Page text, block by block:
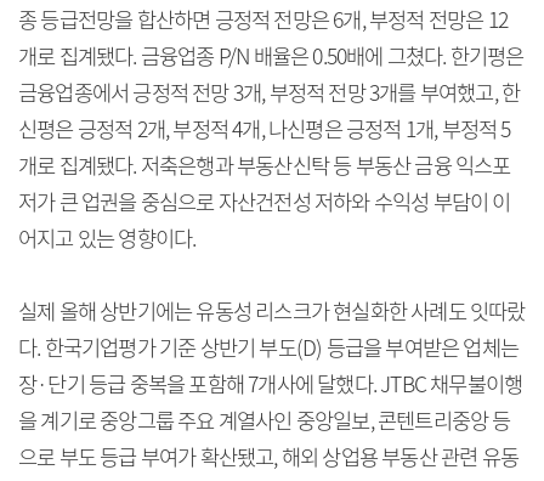
종 등급전망을 합산하면 긍정적 전망은 6개, 부정적 전망은 12
개로 집계됐다. 금융업종 P/N 배율은 0.50배에 그쳤다. 한기평은
금융업종에서 긍정적 전망 3개, 부정적 전망 3개를 부여했고, 한
신평은 긍정적 2개, 부정적 4개, 나신평은 긍정적 1개, 부정적 5
개로 집계됐다. 저축은행과 부동산신탁 등 부동산 금융 익스포
저가 큰 업권을 중심으로 자산건전성 저하와 수익성 부담이 이
어지고 있는 영향이다.
실제 올해 상반기에는 유동성 리스크가 현실화한 사례도 잇따랐
다. 한국기업평가 기준 상반기 부도(D) 등급을 부여받은 업체는
장·단기 등급 중복을 포함해 7개사에 달했다. JTBC 채무불이행
을 계기로 중앙그룹 주요 계열사인 중앙일보, 콘텐트리중앙 등
으로 부도 등급 부여가 확산됐고, 해외 상업용 부동산 관련 유동